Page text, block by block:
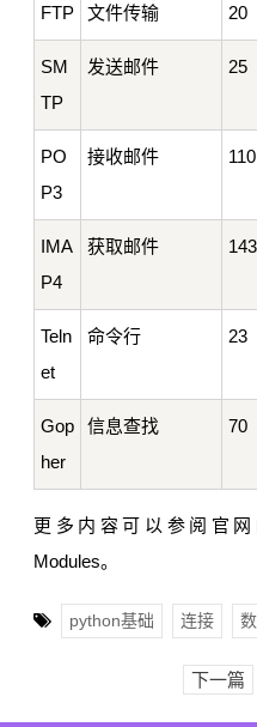
FTP 文件传输 20
SM
TP
发送邮件 25
PO
P3
接收邮件 110
IMA
P4
获取邮件 143
Teln
et
命令行 23
Gop
her
信息查找 70
更多内容可以参阅官网
Modules。
python基础 连接
下一篇